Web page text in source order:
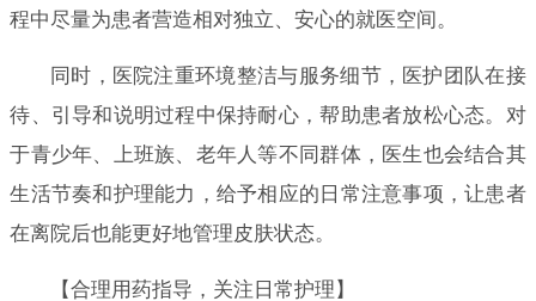
程中尽量为患者营造相对独立、安心的就医空间。
同时，医院注重环境整洁与服务细节，医护团队在接
待、引导和说明过程中保持耐心，帮助患者放松心态。对
于青少年、上班族、老年人等不同群体，医生也会结合其
生活节奏和护理能力，给予相应的日常注意事项，让患者
在离院后也能更好地管理皮肤状态。
【合理用药指导，关注日常护理】